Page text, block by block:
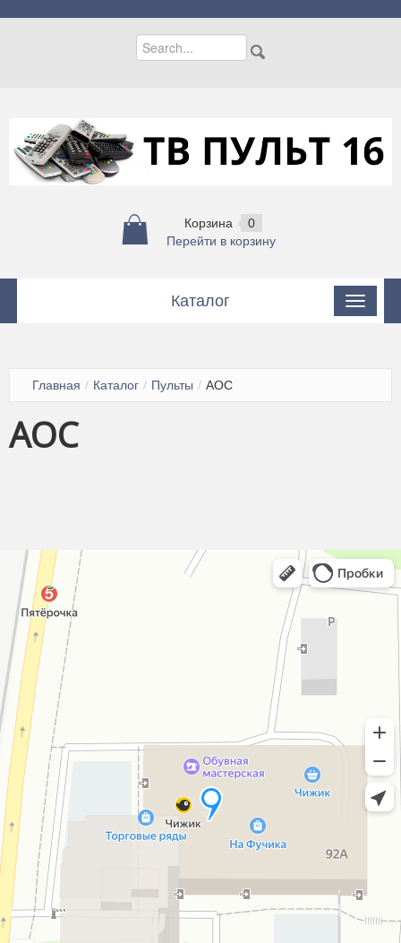
Корзина
0
Перейти в корзину
Каталог
Цифровые приставки
Чехлы для пультов
Антенны
Усиление сотовой связи и 4G интернета
Главная / Каталог / Пульты / AOC
AOC